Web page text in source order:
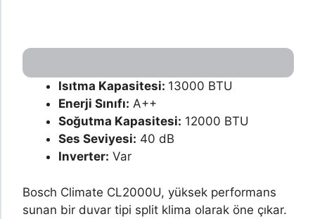
Isıtma Kapasitesi: 13000 BTU
Enerji Sınıfı: A++
Soğutma Kapasitesi: 12000 BTU
Ses Seviyesi: 40 dB
Inverter: Var
Bosch Climate CL2000U, yüksek performans
sunan bir duvar tipi split klima olarak öne çıkar.